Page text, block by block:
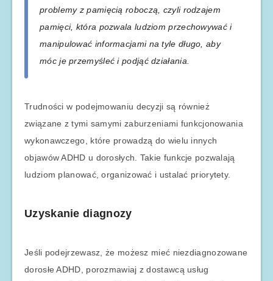
problemy z pamięcią roboczą, czyli rodzajem
pamięci, która pozwala ludziom przechowywać i
manipulować informacjami na tyle długo, aby
móc je przemyśleć i podjąć działania.
Trudności w podejmowaniu decyzji są również
związane z tymi samymi zaburzeniami funkcjonowania
wykonawczego, które prowadzą do wielu innych
objawów ADHD u dorosłych. Takie funkcje pozwalają
ludziom planować, organizować i ustalać priorytety.
Uzyskanie diagnozy
Jeśli podejrzewasz, że możesz mieć niezdiagnozowane
dorosłe ADHD, porozmawiaj z dostawcą usług